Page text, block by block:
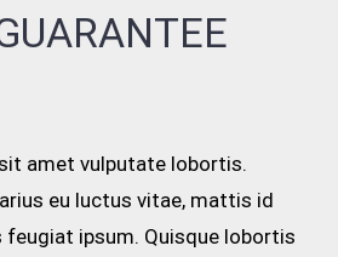
amet vulputate lobortis.
eu luctus vitae, mattis id
feugiat ipsum. Quisque lobortis